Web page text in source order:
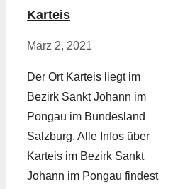
Karteis
März 2, 2021
Der Ort Karteis liegt im
Bezirk Sankt Johann im
Pongau im Bundesland
Salzburg. Alle Infos über
Karteis im Bezirk Sankt
Johann im Pongau findest